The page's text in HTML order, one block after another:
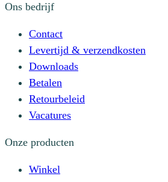
Ons bedrijf
Contact
Levertijd & verzendkosten
Downloads
Betalen
Retourbeleid
Vacatures
Onze producten
Winkel